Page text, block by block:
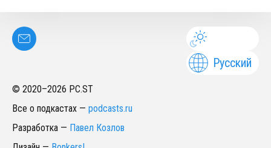
Русский
© 2020–2026 PC.ST
Все о подкастах — podcasts.ru
Разработка — Павел Козлов